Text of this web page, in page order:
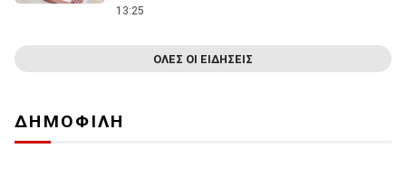
13:25
ΟΛΕΣ ΟΙ ΕΙΔΗΣΕΙΣ
ΔΗΜΟΦΙΛΗ